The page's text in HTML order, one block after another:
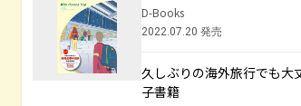
D-Books
2022.07.20 発売
久しぶりの海外旅行でも大
子書籍